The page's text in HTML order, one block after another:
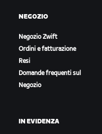
NEGOZIO
Negozio Zwift
Ordini e fatturazione
Resi
Domande frequenti sul
Negozio
IN EVIDENZA